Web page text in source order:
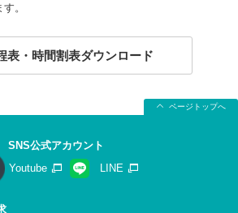
。
表・時間割表ダウンロード
ページトップへ
SNS公式アカウント
Youtube
LINE